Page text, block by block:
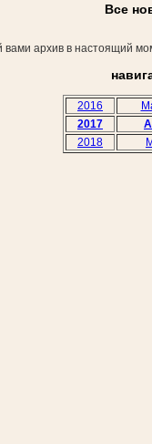
Все
архив в настоящий
2016
2017
2018